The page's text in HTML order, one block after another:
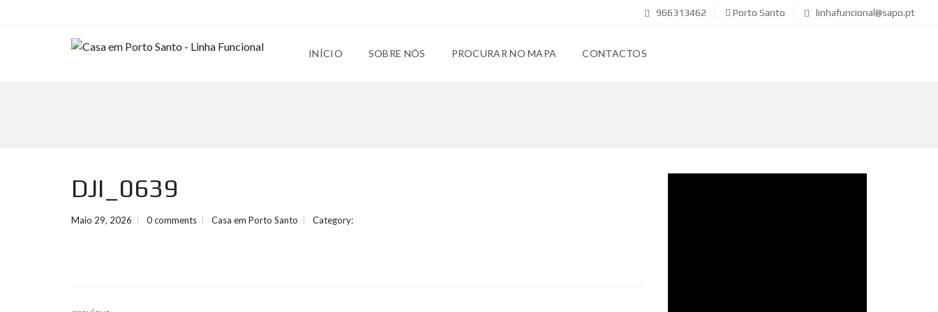
966313462 Porto Santo linhafuncional@sapo.pt
INÍCIO SOBRE NÓS PROCURAR NO MAPA CONTACTOS
DJI_0639
Maio 29, 2026 0 comments Casa em Porto Santo Category: